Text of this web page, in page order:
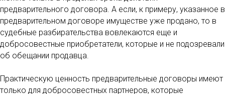
предварительного договора. А если, к примеру, указанное в
предварительном договоре имуществе уже продано, то в
судебные разбирательства вовлекаются еще и
добросовестные приобретатели, которые и не подозревали
об обещании продавца.
Практическую ценность предварительные договоры имеют
только для добросовестных партнеров, которые